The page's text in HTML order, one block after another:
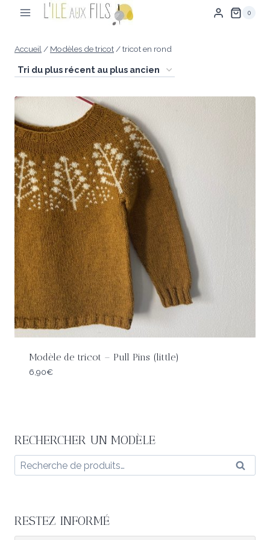
0
Accueil/ Modèles de tricot/tricot en rond
Modèle de tricot – Pull Pins (little)
6,90€
RECHERCHER UN MODÈLE
Recherche
pour :
RESTEZ INFORMÉ